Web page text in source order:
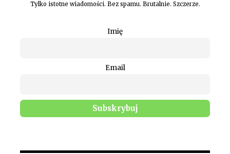
Tylko istotne wiadomości. Bez spamu. Brutalnie. Szczerze.
Imię
Email